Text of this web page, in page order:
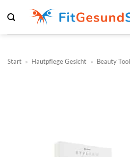
Inhalt
springen
Start » Hautpflege Gesicht » Beauty